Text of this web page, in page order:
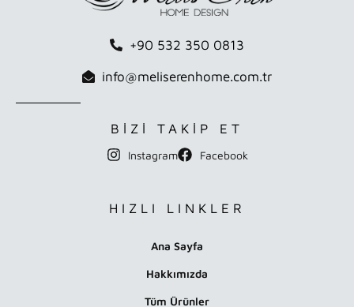
+90 532 350 0813
info@meliserenhome.com.tr
BİZİ TAKİP ET
Instagram Facebook
HIZLI LINKLER
Ana Sayfa
Hakkımızda
Tüm Ürünler